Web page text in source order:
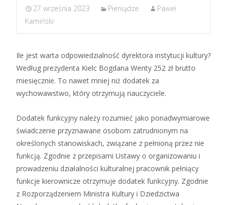
27 września 2023 Pieniądze
Paweł
Kamiński
Ile jest warta odpowiedzialność dyrektora instytucji kultury?
Według prezydenta Kielc Bogdana Wenty 252 zł brutto
miesięcznie. To nawet mniej niż dodatek za
wychowawstwo, który otrzymują nauczyciele.
Dodatek funkcyjny należy rozumieć jako ponadwymiarowe
świadczenie przyznawane osobom zatrudnionym na
określonych stanowiskach, związane z pełnioną przez nie
funkcją. Zgodnie z przepisami Ustawy o organizowaniu i
prowadzeniu działalności kulturalnej pracownik pełniący
funkcje kierownicze otrzymuje dodatek funkcyjny. Zgodnie
z Rozporządzeniem Ministra Kultury i Dziedzictwa